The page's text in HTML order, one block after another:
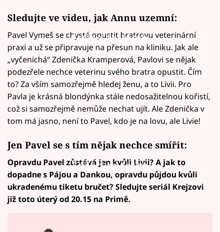
Sledujte ve videu, jak Annu uzemní:
Failed to fetch
Pavel Vymeš se chystá opustit bratrovu veterinární
praxi a už se připravuje na přesun na kliniku. Jak ale
„vyčenichá“ Zdenička Kramperová, Pavlovi se nějak
podezřele nechce veterinu svého bratra opustit. Čím
to? Za vším samozřejmě hledej ženu, a to Livii. Pro
Pavla je krásná blondýnka stále nedosažitelnou kořistí,
což si samozřejmě nemůže nechat ujít. Ale Zdenička v
tom má jasno, není to Pavel, kdo je na lovu, ale Livie!
Jen Pavel se s tím nějak nechce smířit:
Failed to fetch
Opravdu Pavel zůstává jen kvůli Livii? A jak to
dopadne s Pájou a Dankou, opravdu půjdou kvůli
ukradenému tiketu bručet? Sledujte seriál Krejzovi
již toto úterý od 20.15 na Primě.